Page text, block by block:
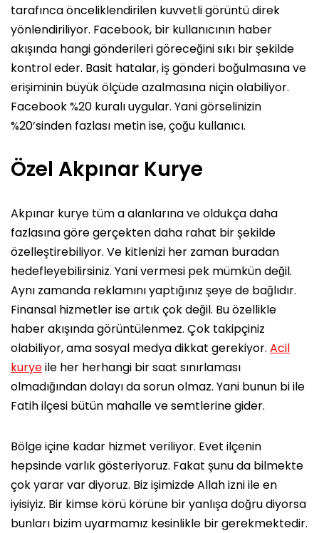
tarafınca önceliklendirilen kuvvetli görüntü direk
yönlendiriliyor. Facebook, bir kullanıcının haber
akışında hangi gönderileri göreceğini sıkı bir şekilde
kontrol eder. Basit hatalar, iş gönderi boğulmasına ve
erişiminin büyük ölçüde azalmasına niçin olabiliyor.
Facebook %20 kuralı uygular. Yani görselinizin
%20’sinden fazlası metin ise, çoğu kullanıcı.
Özel Akpınar Kurye
Akpınar kurye tüm a alanlarına ve oldukça daha
fazlasına göre gerçekten daha rahat bir şekilde
özelleştirebiliyor. Ve kitlenizi her zaman buradan
hedefleyebilirsiniz. Yani vermesi pek mümkün değil.
Aynı zamanda reklamını yaptığınız şeye de bağlıdır.
Finansal hizmetler ise artık çok değil. Bu özellikle
haber akışında görüntülenmez. Çok takipçiniz
olabiliyor, ama sosyal medya dikkat gerekiyor. Acil
kuryeile her herhangi bir saat sınırlaması
olmadığından dolayı da sorun olmaz. Yani bunun bi ile
Fatih ilçesi bütün mahalle ve semtlerine gider.
Bölge içine kadar hizmet veriliyor. Evet ilçenin
hepsinde varlık gösteriyoruz. Fakat şunu da bilmekte
çok yarar var diyoruz. Biz işimizde Allah izni ile en
iyisiyiz. Bir kimse körü körüne bir yanlışa doğru diyorsa
bunları bizim uyarmamız kesinlikle bir gerekmektedir.